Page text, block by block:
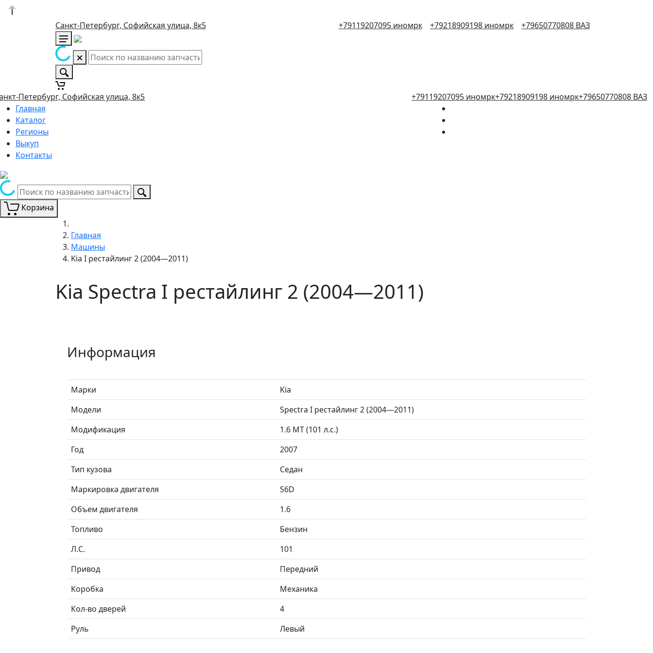
Санкт-Петербург, Софийская улица, 8к5 +79119207095 иномрк +79218909198 иномрк +79650770808 ВАЗ
Петербург, Софийская улица, 8к5 +79119207095 иномрк+79218909198 иномрк+79650770808 ВАЗ
Главная
Каталог
Регионы
Выкуп
Контакты
Корзина
Главная
Машины
Kia I рестайлинг 2 (2004—2011)
Kia Spectra I рестайлинг 2 (2004—2011)
Информация
Марки
Kia
Модели
Spectra I рестайлинг 2 (2004—2011)
Модификация
1.6 MT (101 л.с.)
Год
2007
Тип кузова
Седан
Маркировка двигателя
S6D
Объем двигателя
1.6
Топливо
Бензин
Л.C.
101
Привод
Передний
Коробка
Механика
Кол-во дверей
4
Руль
Левый